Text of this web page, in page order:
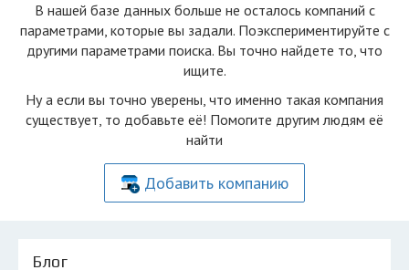
В нашей базе данных больше не осталоcь компаний с
параметрами, которые вы задали. Поэкспериментируйте с
другими параметрами поиска. Вы точно найдете то, что
ищите.
Ну а если вы точно уверены, что именно такая компания
существует, то добавьте её! Помогите другим людям её
найти
Добавить компанию
Блог